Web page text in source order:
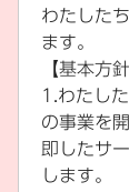
わたした
ます。
【基本方針
1.わたし
の事業を
即したサ
します。